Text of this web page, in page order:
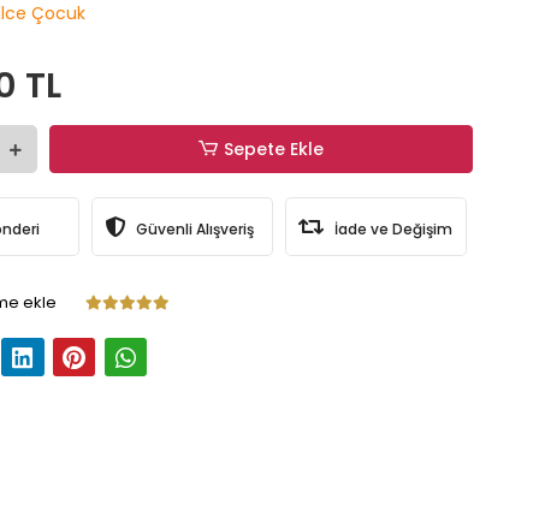
Çocuk
TL
Sepete Ekle
Güvenli Alışveriş İade ve Değişim
ekle